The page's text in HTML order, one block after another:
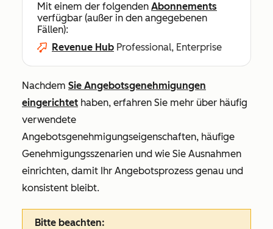
Mit einem der folgenden Abonnements
verfügbar (außer in den angegebenen
Fällen):
Revenue Hub Professional, Enterprise
Nachdem Sie Angebotsgenehmigungen
eingerichtet haben, erfahren Sie mehr über häufig
verwendete
Angebotsgenehmigungseigenschaften, häufige
Genehmigungsszenarien und wie Sie Ausnahmen
einrichten, damit Ihr Angebotsprozess genau und
konsistent bleibt.
Bitte beachten: